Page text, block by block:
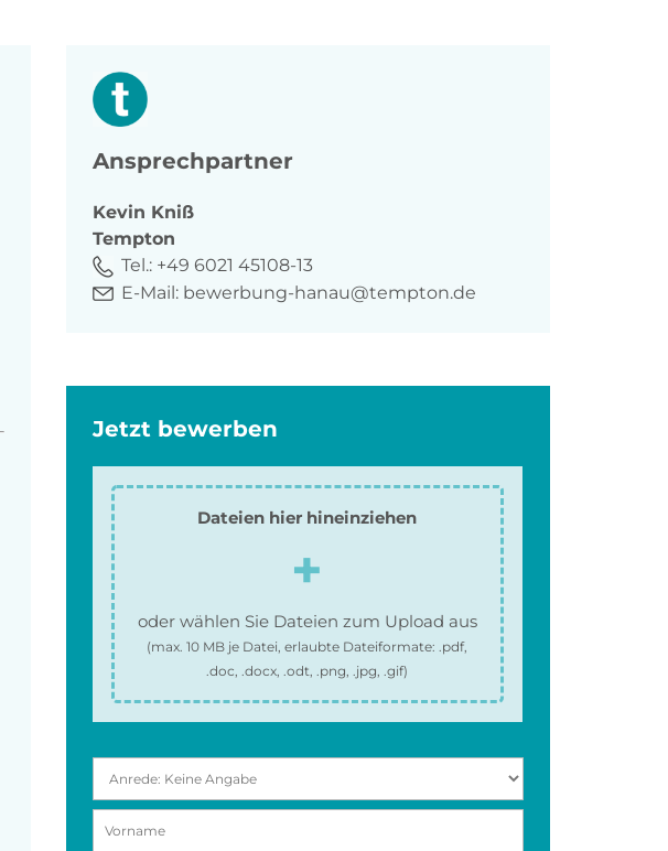
Ansprechpartner
Kevin Kniß
Tempton
Tel.: +49 6021 45108-13
E-Mail: bewerbung-hanau@tempton.de
Jetzt bewerben
Dateien hier hineinziehen
oder wählen Sie Dateien zum Upload aus
(max.10 MB je Datei, erlaubte Dateiformate:.pdf,
.doc, .docx, .odt, .png, .jpg, .gif)